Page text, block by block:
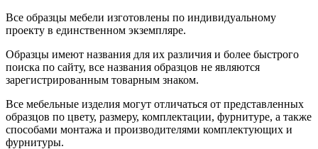
Все образцы мебели изготовлены по индивидуальному
проекту в единственном экземпляре.
Образцы имеют названия для их различия и более быстрого
поиска по сайту, все названия образцов не являются
зарегистрированным товарным знаком.
Все мебельные изделия могут отличаться от представленных
образцов по цвету, размеру, комплектации, фурнитуре, а также
способами монтажа и производителями комплектующих и
фурнитуры.